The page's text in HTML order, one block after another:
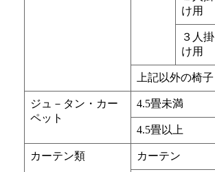
け用
３人掛
け用
上記以外の椅子
ジュ－タン・カー
ペット
4.5畳未満
4.5畳以上
カーテン類 カーテン